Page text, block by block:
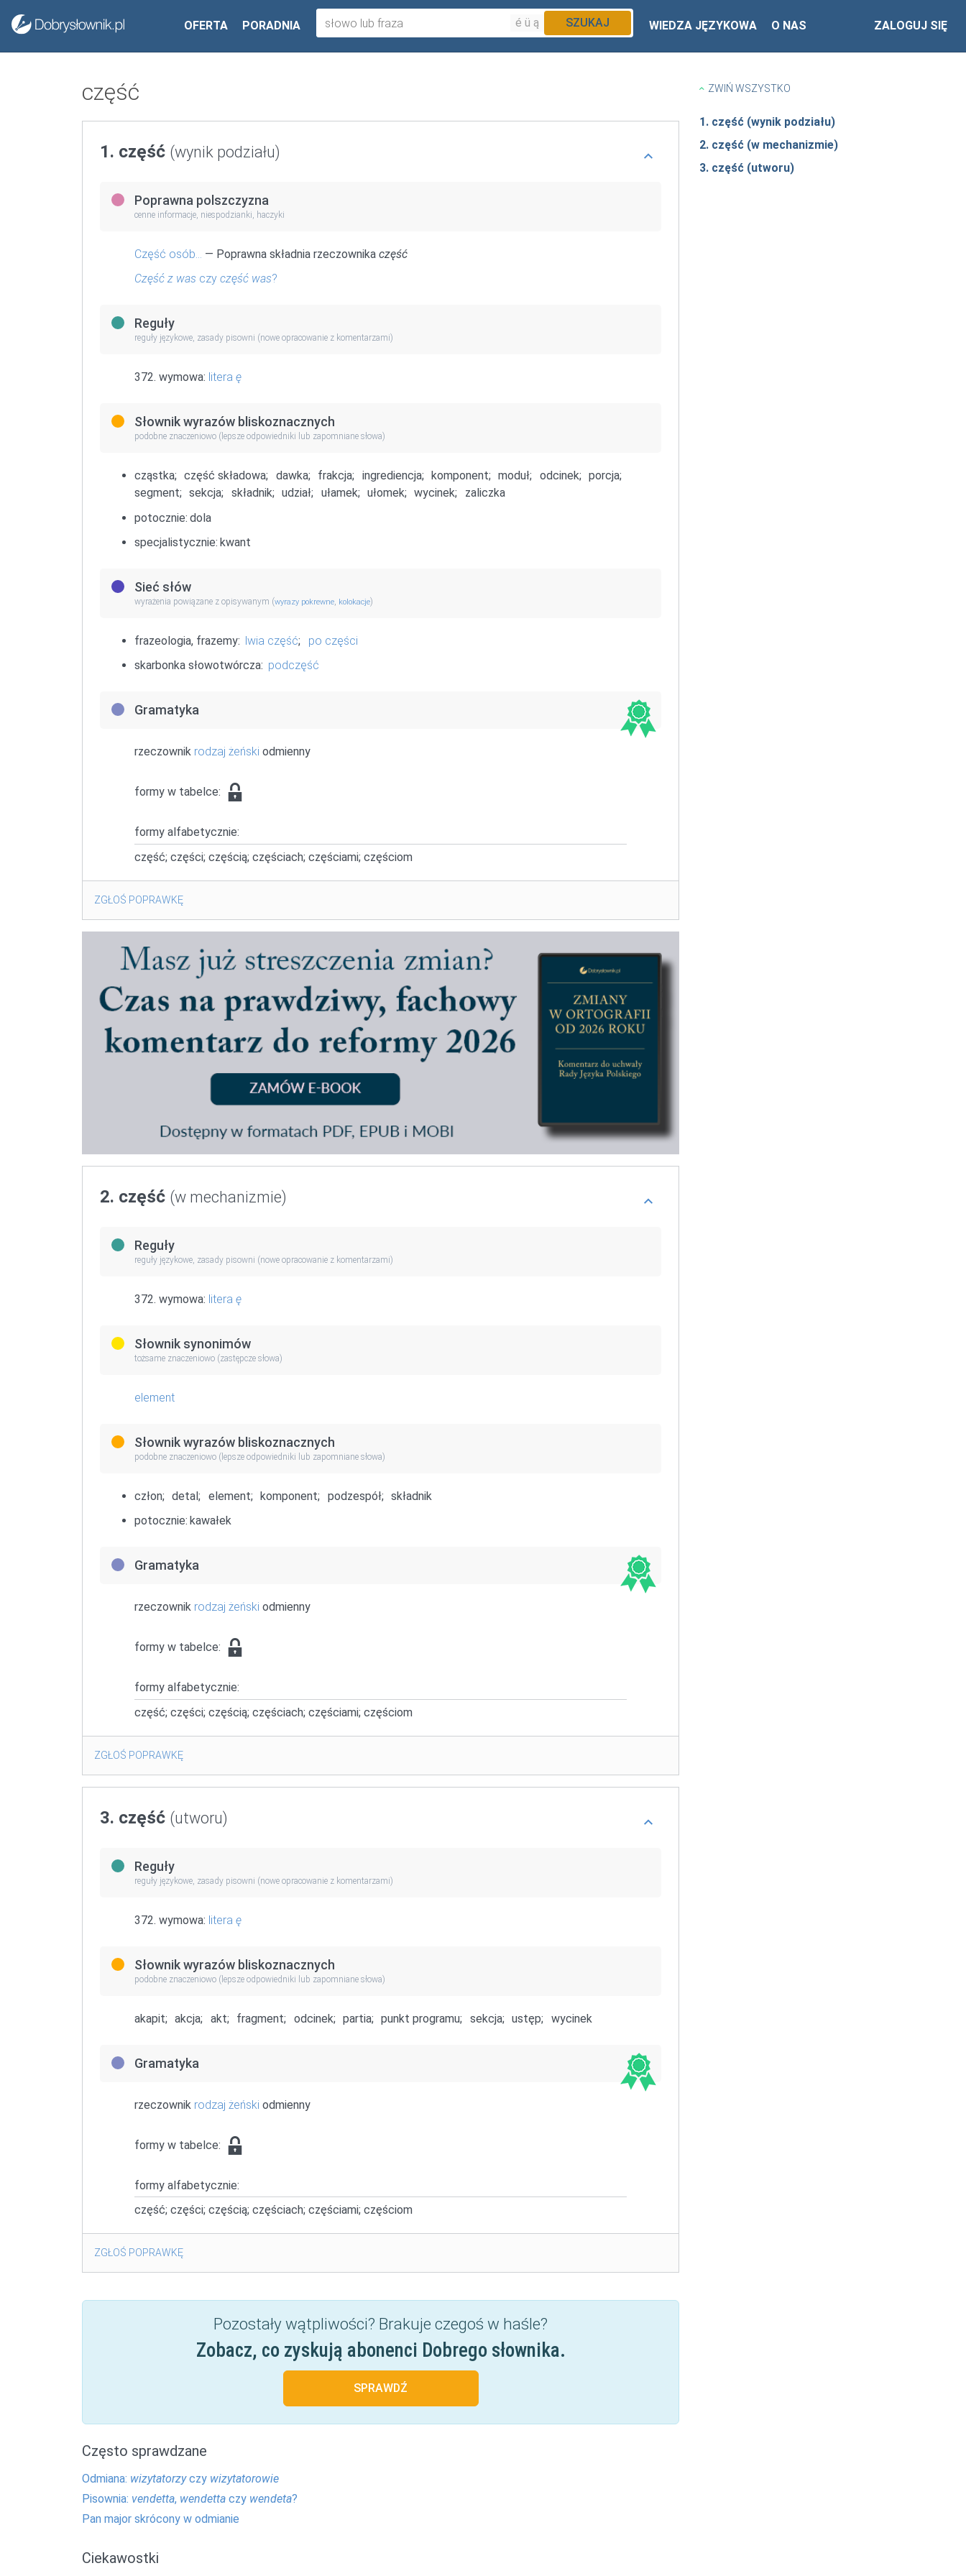
OFERTA PORADNIA é ü ą SZUKAJ WIEDZA JĘZYKOWA O NAS ZALOGUJ SIĘ
część
1. część (wynik podziału)
Poprawna polszczyzna
cenne informacje, niespodzianki, haczyki
Część osób… — Poprawna składnia rzeczownika część
Część z was czy część was?
Reguły
reguły językowe, zasady pisowni (nowe opracowanie z komentarzami)
372. wymowa: litera ę
Słownik wyrazów bliskoznacznych
podobne znaczeniowo (lepsze odpowiedniki lub zapomniane słowa)
cząstka; część składowa; dawka; frakcja; ingrediencja; komponent; moduł; odcinek; porcja;
segment; sekcja; składnik; udział; ułamek; ułomek; wycinek;
zaliczka
potocznie: dola
specjalistycznie: kwant
Sieć słów
wyrażenia powiązane z opisywanym (wyrazy pokrewne, kolokacje)
frazeologia, frazemy: lwia część;
po części
skarbonka słowotwórcza: podczęść
Gramatyka
rzeczownik rodzaj żeński odmienny
formy w tabelce:
formy alfabetycznie:
część; części; częścią; częściach; częściami; częściom
ZGŁOŚ POPRAWKĘ
2. część (w mechanizmie)
Reguły
reguły językowe, zasady pisowni (nowe opracowanie z komentarzami)
372. wymowa: litera ę
Słownik synonimów
tożsame znaczeniowo (zastępcze słowa)
element
Słownik wyrazów bliskoznacznych
podobne znaczeniowo (lepsze odpowiedniki lub zapomniane słowa)
człon; detal; element; komponent; podzespół; składnik
potocznie: kawałek
Gramatyka
rzeczownik rodzaj żeński odmienny
formy w tabelce:
formy alfabetycznie:
część; części; częścią; częściach; częściami; częściom
ZGŁOŚ POPRAWKĘ
3. część (utworu)
Reguły
reguły językowe, zasady pisowni (nowe opracowanie z komentarzami)
372. wymowa: litera ę
Słownik wyrazów bliskoznacznych
podobne znaczeniowo (lepsze odpowiedniki lub zapomniane słowa)
akapit; akcja; akt; fragment; odcinek; partia; punkt programu; sekcja; ustęp; wycinek
Gramatyka
rzeczownik rodzaj żeński odmienny
formy w tabelce:
formy alfabetycznie:
część; części; częścią; częściach; częściami; częściom
ZGŁOŚ POPRAWKĘ
Pozostały wątpliwości? Brakuje czegoś w haśle?
Zobacz, co zyskują abonenci Dobrego słownika.
SPRAWDŹ
Często sprawdzane
Odmiana: wizytatorzyczy wizytatorowie
Pisownia: vendetta, wendetta czy wendeta?
Pan major skrócony w odmianie
Ciekawostki
ZWIŃ WSZYSTKO
1. część (wynik podziału)
2. część (w mechanizmie)
3. część (utworu)